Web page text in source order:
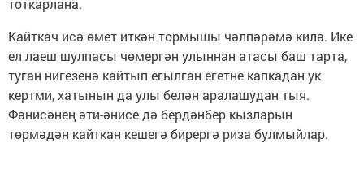
тоткарлана.
Кайткач исә өмет иткән тормышы чәлпәрәмә килә. Ике
ел лаеш шулпасы чөмергән улыннан атасы баш тарта,
туган нигезенә кайтып егылган егетне капкадан ук
кертми, хатынын да улы белән аралашудан тыя.
Фәнисәнең әти-әнисе дә бердәнбер кызларын
төрмәдән кайткан кешегә бирергә риза булмыйлар.